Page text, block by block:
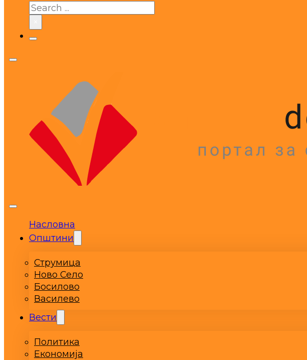
Search
Насловна
Општини
Струмица
Ново Село
Босилово
Василево
Вести
Политика
Економија